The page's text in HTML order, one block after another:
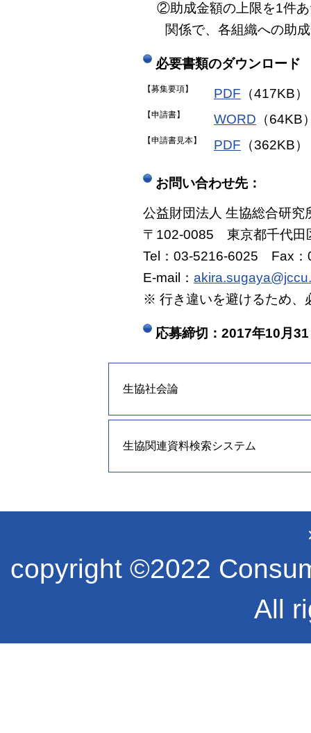
②助成金額の上限を1件
関係で、各組織への助
必要書類のダウンロード
【募集要項】 PDF （417KB）
【申請書】 WORD （64KB
【申請書見本】 PDF （362KB）
お問い合わせ先：
公益財団法人 生協総合研
〒102-0085 東京都千代田
Tel：03-5216-6025 Fax：
E-mail：
※ 行き違いを避けるため、
応募締切：2017年10月
生協社会論
生協関連資料検索システム
copyright ©2022
All